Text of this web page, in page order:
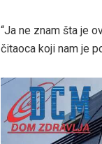
“Ja ne znam šta je
čitaoca koji nam je